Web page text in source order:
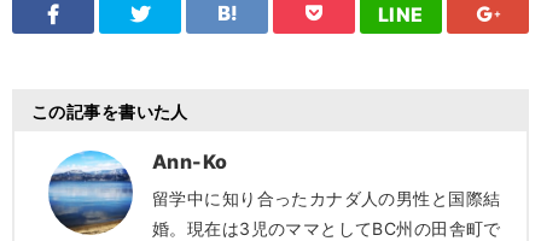
LINE
この記事を書いた人
Ann-Ko
留学中に知り合ったカナダ人の男性と国際結
婚。現在は3児のママとしてBC州の田舎町で